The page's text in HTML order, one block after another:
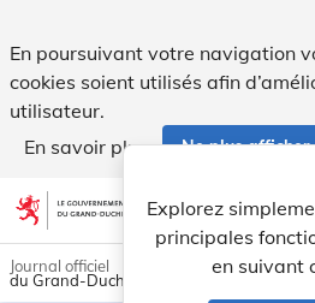
En poursuivant votre navigation
cookies soient utilisés afin
utilisateur.
En savoir plus
Ne plus afficher
Aller au contenu account_circle
Explorez
principales
en suivant
Journal officiel
du Grand-Duché de Luxembourg